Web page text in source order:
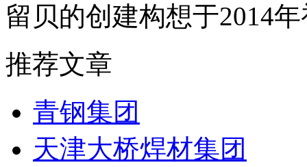
留贝的创建构想于2014
推荐文章
青钢集团
天津大桥焊材集团